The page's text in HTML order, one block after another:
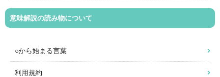
意味解説の読み物について
○から始まる言葉
利用規約